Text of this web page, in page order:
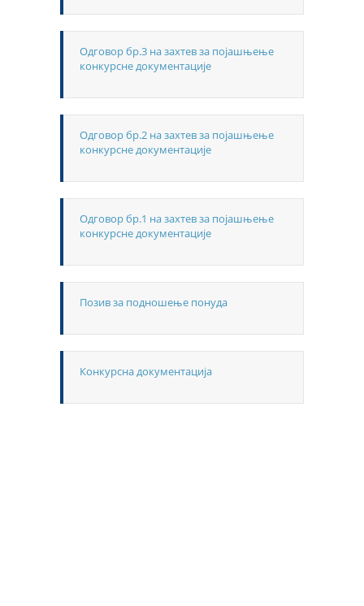
Одговор бр.3 на захтев за појашњење
конкурсне документације
Одговор бр.2 на захтев за појашњење
конкурсне документације
Одговор бр.1 на захтев за појашњење
конкурсне документације
Позив за подношење понуда
Конкурсна документација